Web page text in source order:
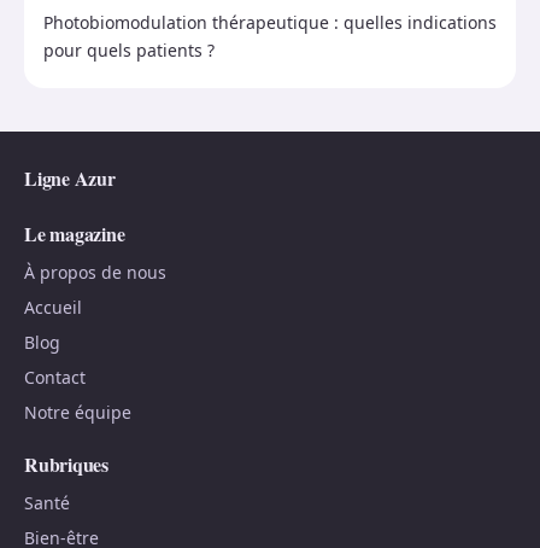
Photobiomodulation thérapeutique : quelles indications
pour quels patients ?
Ligne Azur
Le magazine
À propos de nous
Accueil
Blog
Contact
Notre équipe
Rubriques
Santé
Bien-être